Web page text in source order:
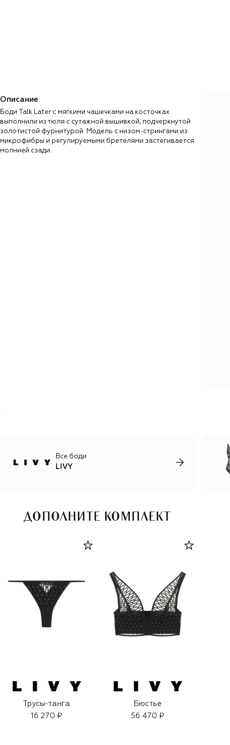
Описание
Боди Talk Later с мягкими чашечками на косточках
выполнили из тюля с сутажной вышивкой, подчеркнутой
золотистой фурнитурой. Модель с низом-стрингами из
микрофибры и регулируемыми бретелями застегивается
молнией сзади.
Все боди
LIVY
ДОПОЛНИТЕ КОМПЛЕКТ
Трусы-танга
16 270 ₽
Бюстье
56 470 ₽